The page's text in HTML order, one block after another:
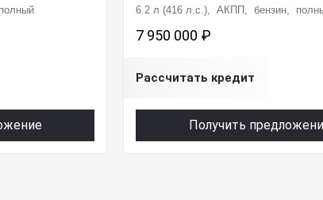
6.2 л (416 л.с.), АКПП, бензин,
7 950 000 ₽
Рассчитать кредит
Получить